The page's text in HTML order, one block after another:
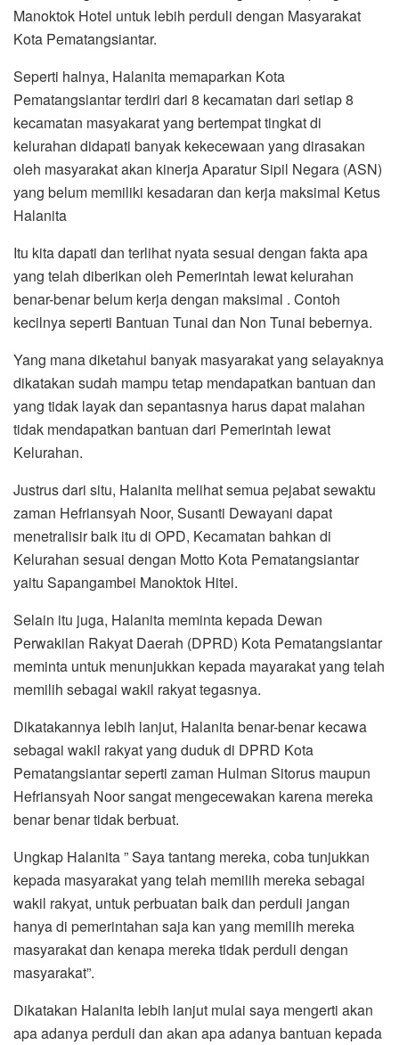
Manoktok Hotel untuk lebih perduli dengan Masyarakat
Kota Pematangsiantar.
Seperti halnya, Halanita memaparkan Kota
Pematangsiantar terdiri dari 8 kecamatan dari setiap 8
kecamatan masyakarat yang bertempat tingkat di
kelurahan didapati banyak kekecewaan yang dirasakan
oleh masyarakat akan kinerja Aparatur Sipil Negara (ASN)
yang belum memiliki kesadaran dan kerja maksimal Ketus
Halanita
Itu kita dapati dan terlihat nyata sesuai dengan fakta apa
yang telah diberikan oleh Pemerintah lewat kelurahan
benar-benar belum kerja dengan maksimal . Contoh
kecilnya seperti Bantuan Tunai dan Non Tunai bebernya.
Yang mana diketahui banyak masyarakat yang selayaknya
dikatakan sudah mampu tetap mendapatkan bantuan dan
yang tidak layak dan sepantasnya harus dapat malahan
tidak mendapatkan bantuan dari Pemerintah lewat
Kelurahan.
Justrus dari situ, Halanita melihat semua pejabat sewaktu
zaman Hefriansyah Noor, Susanti Dewayani dapat
menetralisir baik itu di OPD, Kecamatan bahkan di
Kelurahan sesuai dengan Motto Kota Pematangsiantar
yaitu Sapangambei Manoktok Hitei.
Selain itu juga, Halanita meminta kepada Dewan
Perwakilan Rakyat Daerah (DPRD) Kota Pematangsiantar
meminta untuk menunjukkan kepada mayarakat yang telah
memilih sebagai wakil rakyat tegasnya.
Dikatakannya lebih lanjut, Halanita benar-benar kecawa
sebagai wakil rakyat yang duduk di DPRD Kota
Pematangsiantar seperti zaman Hulman Sitorus maupun
Hefriansyah Noor sangat mengecewakan karena mereka
benar benar tidak berbuat.
Ungkap Halanita ” Saya tantang mereka, coba tunjukkan
kepada masyarakat yang telah memilih mereka sebagai
wakil rakyat, untuk perbuatan baik dan perduli jangan
hanya di pemerintahan saja kan yang memilih mereka
masyarakat dan kenapa mereka tidak perduli dengan
masyarakat”.
Dikatakan Halanita lebih lanjut mulai saya mengerti akan
apa adanya perduli dan akan apa adanya bantuan kepada